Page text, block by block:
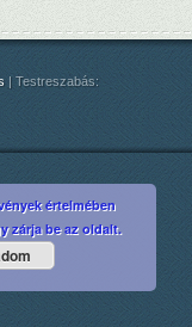
| Testreszabás:
értelmében
zárja be az oldalt.